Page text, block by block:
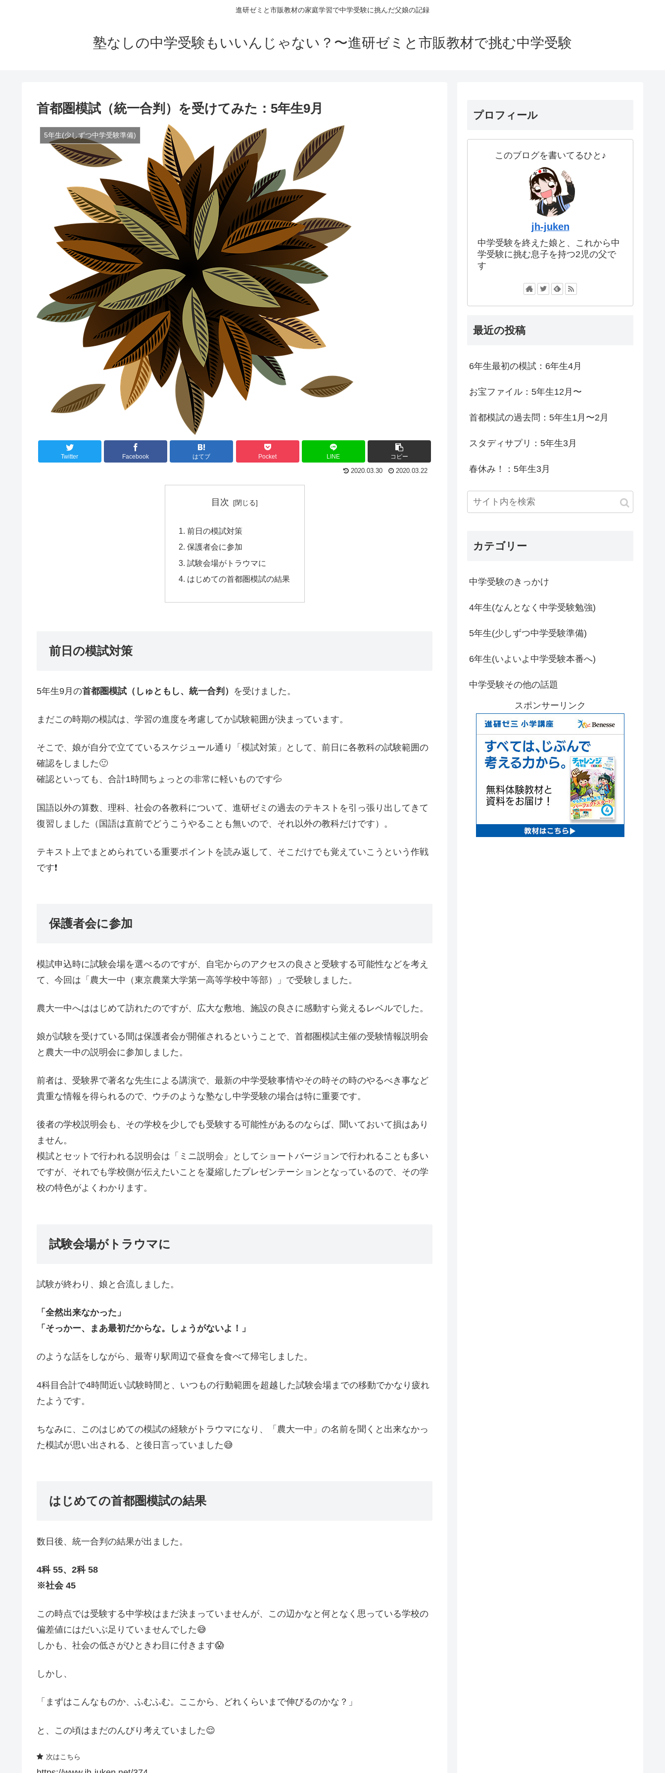
進研ゼミと市販教材の家庭学習で中学受験に挑んだ父娘の記録
塾なしの中学受験もいいんじゃない？〜進研ゼミと市販教材で挑む中学受験
首都圏模試（統一合判）を受けてみた：5年生9月
5年生(少しずつ中学受験準備)
Twitter Facebook はてブ Pocket LINE コピー
2020.03.30 2020.03.22
目次
前日の模試対策
保護者会に参加
試験会場がトラウマに
はじめての首都圏模試の結果
前日の模試対策
5年生9月の首都圏模試（しゅともし、統一合判） を受けました。
まだこの時期の模試は、学習の進度を考慮してか試験範囲が決まっています。
そこで、娘が自分で立てているスケジュール通り「模試対策」として、前日に各教科の試験範囲の
確認をしました🙂
確認といっても、合計1時間ちょっとの非常に軽いものです💦
国語以外の算数、理科、社会の各教科について、進研ゼミの過去のテキストを引っ張り出してきて
復習しました（国語は直前でどうこうやることも無いので、それ以外の教科だけです）。
テキスト上でまとめられている重要ポイントを読み返して、そこだけでも覚えていこうという作戦
です❗
保護者会に参加
模試申込時に試験会場を選べるのですが、自宅からのアクセスの良さと受験する可能性などを考え
て、今回は「農大一中（東京農業大学第一高等学校中等部）」で受験しました。
農大一中へははじめて訪れたのですが、広大な敷地、施設の良さに感動すら覚えるレベルでした。
娘が試験を受けている間は保護者会が開催されるということで、首都圏模試主催の受験情報説明会
と農大一中の説明会に参加しました。
前者は、受験界で著名な先生による講演で、最新の中学受験事情やその時その時のやるべき事など
貴重な情報を得られるので、ウチのような塾なし中学受験の場合は特に重要です。
後者の学校説明会も、その学校を少しでも受験する可能性があるのならば、聞いておいて損はあり
ません。
模試とセットで行われる説明会は「ミニ説明会」としてショートバージョンで行われることも多い
ですが、それでも学校側が伝えたいことを凝縮したプレゼンテーションとなっているので、その学
校の特色がよくわかります。
試験会場がトラウマに
試験が終わり、娘と合流しました。
「全然出来なかった」
「そっかー、まあ最初だからな。しょうがないよ！」
のような話をしながら、最寄り駅周辺で昼食を食べて帰宅しました。
4科目合計で4時間近い試験時間と、いつもの行動範囲を超越した試験会場までの移動でかなり疲れ
たようです。
ちなみに、このはじめての模試の経験がトラウマになり、「農大一中」の名前を聞くと出来なかっ
た模試が思い出される、と後日言っていました😅
はじめての首都圏模試の結果
数日後、統一合判の結果が出ました。
4科 55、2科 58
※社会 45
この時点では受験する中学校はまだ決まっていませんが、この辺かなと何となく思っている学校の
偏差値にはだいぶ足りていませんでした😅
しかも、社会の低さがひときわ目に付きます😱
しかし、
「まずはこんなものか、ふむふむ。ここから、どれくらいまで伸びるのかな？」
と、この頃はまだのんびり考えていました😌
次はこちら
プロフィール
このブログを書いてるひと♪
jh-juken
中学受験を終えた娘と、これから中
学受験に挑む息子を持つ2児の父で
す
最近の投稿
6年生最初の模試：6年生4月
お宝ファイル：5年生12月〜
首都模試の過去問：5年生1月〜2月
スタディサプリ：5年生3月
春休み！：5年生3月
カテゴリー
中学受験のきっかけ
4年生(なんとなく中学受験勉強)
5年生(少しずつ中学受験準備)
6年生(いよいよ中学受験本番へ)
中学受験その他の話題
スポンサーリンク